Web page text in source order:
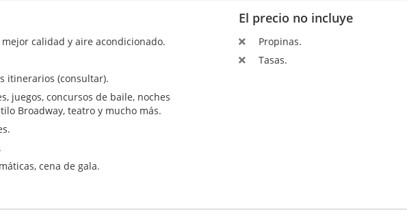
calidad y aire acondicionado.
itinerarios (consultar).
juegos, concursos de baile, noches
Broadway, teatro y mucho más.
cena de gala.
El precio no incluye
Propinas.
Tasas.